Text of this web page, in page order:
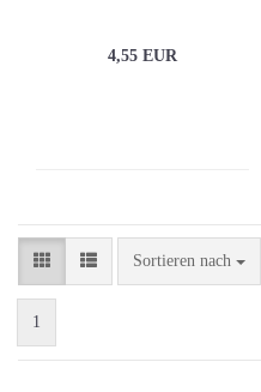
4,55 EUR
Sortieren nach
Sortieren nach
1